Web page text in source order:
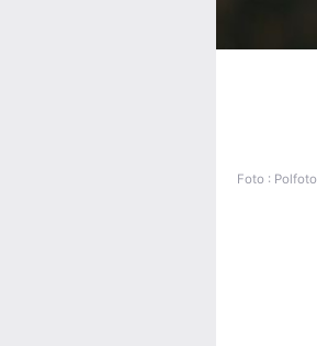
Foto : Polfoto